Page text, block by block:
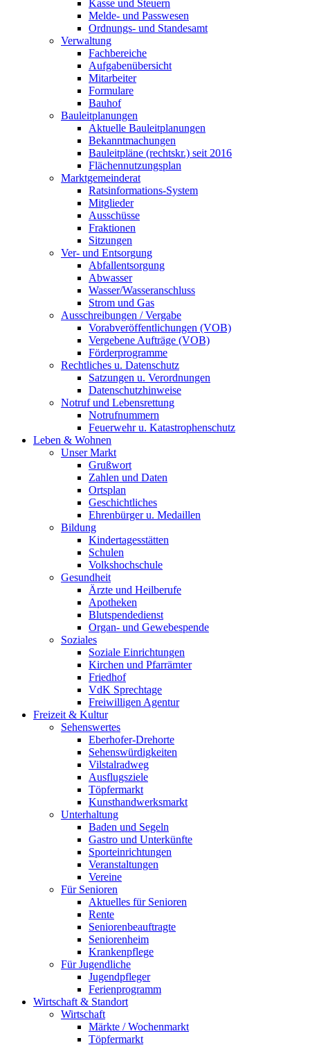
Kasse und Steuern
Melde- und Passwesen
Ordnungs- und Standesamt
Verwaltung
Fachbereiche
Aufgabenübersicht
Mitarbeiter
Formulare
Bauhof
Bauleitplanungen
Aktuelle Bauleitplanungen
Bekanntmachungen
Bauleitpläne (rechtskr.) seit 2016
Flächennutzungsplan
Marktgemeinderat
Ratsinformations-System
Mitglieder
Ausschüsse
Fraktionen
Sitzungen
Ver- und Entsorgung
Abfallentsorgung
Abwasser
Wasser/Wasseranschluss
Strom und Gas
Ausschreibungen / Vergabe
Vorabveröffentlichungen (VOB)
Vergebene Aufträge (VOB)
Förderprogramme
Rechtliches u. Datenschutz
Satzungen u. Verordnungen
Datenschutzhinweise
Notruf und Lebensrettung
Notrufnummern
Feuerwehr u. Katastrophenschutz
Leben & Wohnen
Unser Markt
Grußwort
Zahlen und Daten
Ortsplan
Geschichtliches
Ehrenbürger u. Medaillen
Bildung
Kindertagesstätten
Schulen
Volkshochschule
Gesundheit
Ärzte und Heilberufe
Apotheken
Blutspendedienst
Organ- und Gewebespende
Soziales
Soziale Einrichtungen
Kirchen und Pfarrämter
Friedhof
VdK Sprechtage
Freiwilligen Agentur
Freizeit & Kultur
Sehenswertes
Eberhofer-Drehorte
Sehenswürdigkeiten
Vilstalradweg
Ausflugsziele
Töpfermarkt
Kunsthandwerksmarkt
Unterhaltung
Baden und Segeln
Gastro und Unterkünfte
Sporteinrichtungen
Veranstaltungen
Vereine
Für Senioren
Aktuelles für Senioren
Rente
Seniorenbeauftragte
Seniorenheim
Krankenpflege
Für Jugendliche
Jugendpfleger
Ferienprogramm
Wirtschaft & Standort
Wirtschaft
Märkte / Wochenmarkt
Töpfermarkt